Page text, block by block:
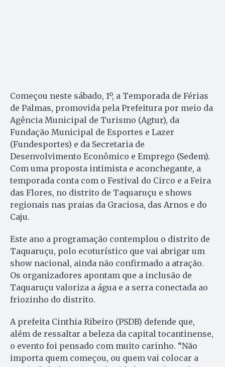
Começou neste sábado, 1º, a Temporada de Férias
de Palmas, promovida pela Prefeitura por meio da
Agência Municipal de Turismo (Agtur), da
Fundação Municipal de Esportes e Lazer
(Fundesportes) e da Secretaria de
Desenvolvimento Econômico e Emprego (Sedem).
Com uma proposta intimista e aconchegante, a
temporada conta com o Festival do Circo e a Feira
das Flores, no distrito de Taquaruçu e shows
regionais nas praias da Graciosa, das Arnos e do
Caju.
Este ano a programação contemplou o distrito de
Taquaruçu, polo ecoturístico que vai abrigar um
show nacional, ainda não confirmado a atração.
Os organizadores apontam que a inclusão de
Taquaruçu valoriza a água e a serra conectada ao
friozinho do distrito.
A prefeita Cinthia Ribeiro (PSDB) defende que,
além de ressaltar a beleza da capital tocantinense,
o evento foi pensado com muito carinho. “Não
importa quem começou, ou quem vai colocar a